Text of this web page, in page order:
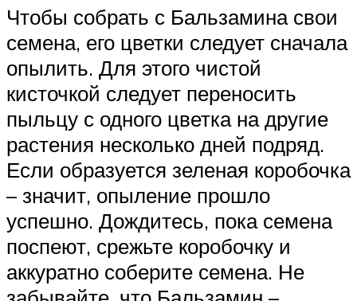
Чтобы собрать с Бальзамина свои
семена, его цветки следует сначала
опылить. Для этого чистой
кисточкой следует переносить
пыльцу с одного цветка на другие
растения несколько дней подряд.
Если образуется зеленая коробочка
– значит, опыление прошло
успешно. Дождитесь, пока семена
поспеют, срежьте коробочку и
аккуратно соберите семена. Не